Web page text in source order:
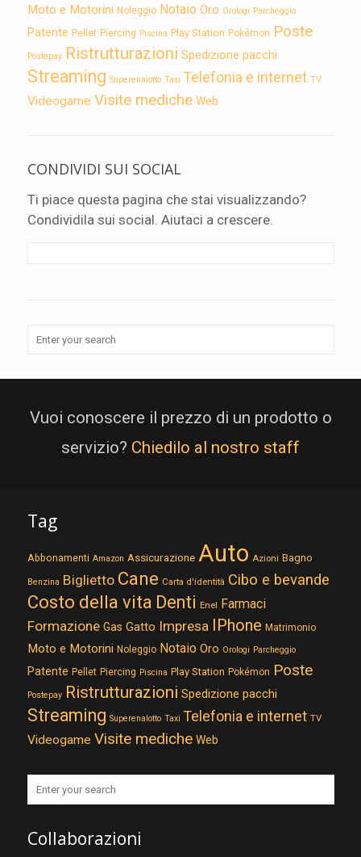
Moto e Motorini Noleggio Notaio Oro Orologi Parcheggio
Patente Pellet Piercing Piscina Play Station Pokémon Poste
Postepay Ristrutturazioni Spedizione pacchi
Streaming Superenalotto Taxi Telefonia e internet TV
Videogame Visite mediche Web
CONDIVIDI SUI SOCIAL
Ti piace questa pagina che stai visualizzando?
Condividila sui social. Aiutaci a crescere.
Vuoi conoscere il prezzo di un prodotto o
servizio? Chiedilo al nostro staff
Tag
Abbonamenti Amazon Assicurazione Auto Azioni Bagno
Benzina Biglietto Cane Carta d'identità Cibo e bevande
Costo della vita Denti Enel Farmaci
Formazione Gas Gatto Impresa IPhone Matrimonio
Moto e Motorini Noleggio Notaio Oro Orologi Parcheggio
Patente Pellet Piercing Piscina Play Station Pokémon Poste
Postepay Ristrutturazioni Spedizione pacchi
Streaming Superenalotto Taxi Telefonia e internet TV
Videogame Visite mediche Web
Collaborazioni